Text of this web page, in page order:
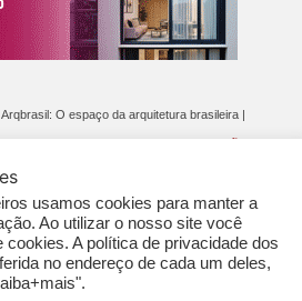
O espaço da arquitetura brasileira |
DE PUBLICAÇÃO (CGP
usamos cookies para manter a
Ao utilizar o nosso site você
A política de privacidade dos
no endereço de cada um deles,